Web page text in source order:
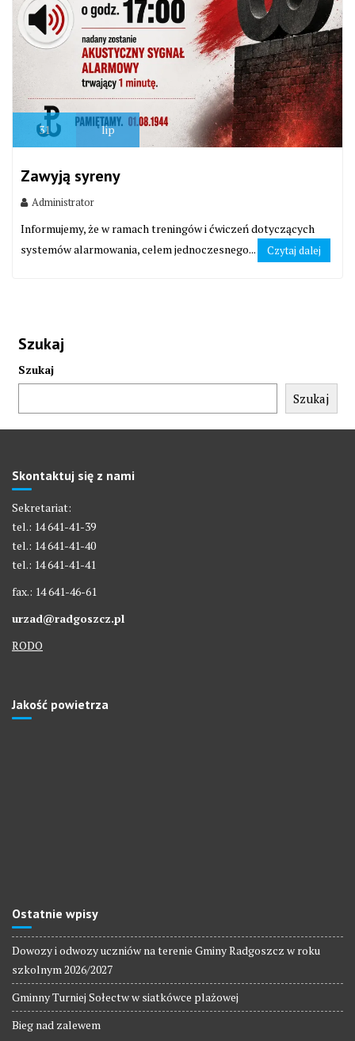
31 lip
Zawyją syreny
Administrator
Informujemy, że w ramach treningów i ćwiczeń dotyczących
systemów alarmowania, celem jednoczesnego...
Czytaj dalej
Szukaj
Szukaj
Szukaj
Skontaktuj się z nami
Sekretariat:
tel.: 14 641-41-39
tel.: 14 641-41-40
tel.: 14 641-41-41
fax.: 14 641-46-61
urzad@radgoszcz.pl
RODO
Jakość powietrza
Ostatnie wpisy
Dowozy i odwozy uczniów na terenie Gminy Radgoszcz w roku
szkolnym 2026/2027
Gminny Turniej Sołectw w siatkówce plażowej
Bieg nad zalewem